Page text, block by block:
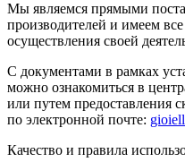
Мы являемся прямыми
производителей и имеем
осуществления своей
С документами в рамках
можно ознакомиться в
или путем предоставления
по электронной почте:
Качество и правила